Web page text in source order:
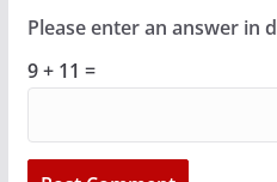
Please enter an answer in
9 + 11 =